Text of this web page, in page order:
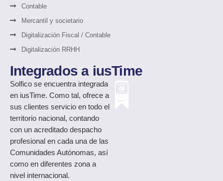
Contable
Mercantil y societario
Digitalización Fiscal / Contable
Digitalización RRHH
Integrados a iusTime
Solfico se encuentra integrada
en iusTime. Como tal, ofrece a
sus clientes servicio en todo el
territorio nacional, contando
con un acreditado despacho
profesional en cada una de las
Comunidades Autónomas, así
como en diferentes zona a
nivel internacional.